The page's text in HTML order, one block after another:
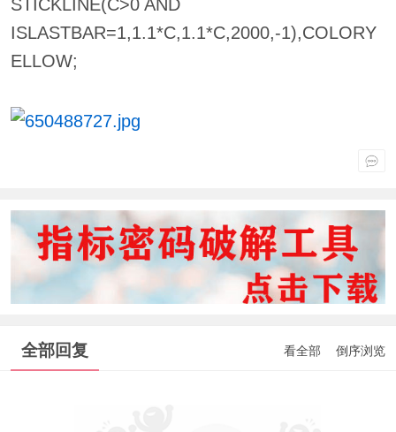
STICKLINE(C>0 AND
ISLASTBAR=1,1.1*C,1.1*C,2000,-1),COLORY
ELLOW;
全部回复 看全部 倒序浏览